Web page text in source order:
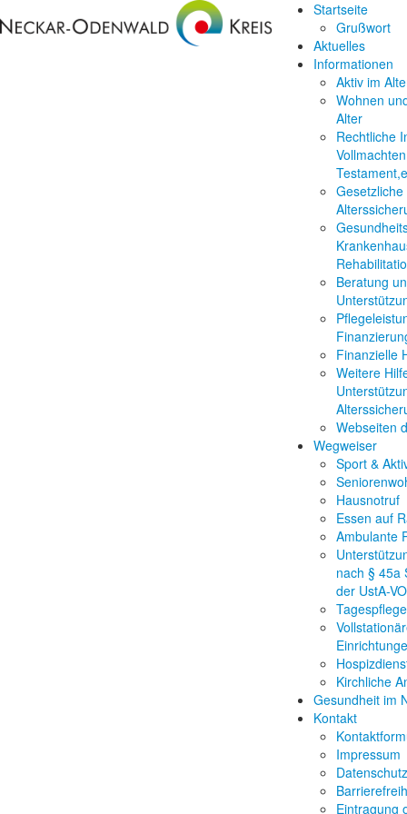
Startseite
Grußwort
Aktuelles
Informationen
Aktiv im
Wohnen
Alter
Rechtliche
Gesetzliche
Beratung
Finanzielle
Weitere
Webseiten
Wegweiser
Sport &
Hausnotruf
Essen auf
Ambulante
nach § 45a
der UstA-
Kirchliche
Gesundheit im
Kontakt
Impressum
Datenschutz
Eintragung